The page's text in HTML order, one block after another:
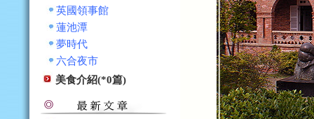
英國領事館
蓮池潭
夢時代
六合夜市
美食介紹(*0篇)